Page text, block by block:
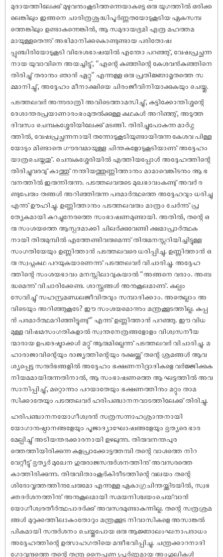
മുദായത്തിലേക്കു് മുഴുവനുംകൂടിത്തന്നെയാകട്ടെ ഒരു യുഗത്തിൽ ഒരിക്ക
ലെങ്കിലും ഇങ്ങനെ ചാരിത്രശുദ്ധിപൂർണ്ണതയോടുകൂടിയ ഏകസമ്പ
ത്തെങ്കിലും ഉണ്ടാകുന്നെങ്കിൽ, ആ സമുദായഭൂമി എത്ര മഹത്തമ
മായുള്ളതെന്നു് അഭിമാനിക്കകൊണ്ടുണ്ടായ പരിതോഷ
പ്പുഞ്ചിരിയോടുകൂടി വിദേശഭാഷയിൽ എന്തോ പറഞ്ഞു്, വേഷപ്രച്ഛന്ന
നായ യുവാവിനെ അയച്ചിട്ടു്, “എന്റെ കുഞ്ഞിന്റെ കേശവൻകുഞ്ഞിനെ
തിരിച്ചു് തരാനും ഞാൻ ഏറ്റു” എന്നുള്ള ഒരു പ്രതിജ്ഞാമൃതത്തെ സ
മ്മാനിച്ചു്, അദ്ദേഹം മീനാക്ഷിയെ ചിരംജീവിനിയാക്കുകയും ചെയ്തു.
പടത്തലവർ അന്നുരാത്രി അവിടെത്താമസിച്ചു്, കുട്ടിക്കോന്തിശ്ശന്റെ
ദേശാന്തരപ്രയാണാരംഭംമുതൽക്കുള്ള കഥകൾ അറിഞ്ഞു്, അടുത്ത
ദിവസം ചെമ്പകശ്ശേരിയിലേക്കു് മടങ്ങി. തിരിച്ചുപോകുന്ന മാർഗ്ഗ
ത്തിൽ, വേഷപ്രച്ഛന്നനായി തന്നോടുകൂടിയുണ്ടായിരുന്ന കേശവ പിള്ള
യോടും മിണ്ടാതെ ഗൗരവമായുള്ള ചിന്തകളോടുകൂടിയാണു് അദ്ദേഹം
യാത്രചെയ്തതു്. ചെമ്പകശ്ശേരിയിൽ എത്തിയപ്പോൾ അദ്ദേഹത്തിന്റെ
തിരിച്ചുവരവു് കാത്തു് നന്തിയത്തുണ്ണിത്താനും മാമാവെങ്കിടനും ആ ഭ
വനത്തിൽ ഇരുന്നിരുന്നു. പടത്തലവരുടെ മുഖഭാവംകണ്ടു് അവർ ര
ണ്ടുപേരും തങ്ങൾ അറിഞ്ഞിരുന്ന പരമാർത്ഥത്തെ അദ്ദേഹവും ധരിച്ചു
എന്നു് ഊഹിച്ചു. ഉണ്ണിത്താനും പടത്തലവരും മാത്രം ചേർന്നു് പ്ര
ത്യേകമായി കുറച്ചുനേരത്തെ സംഭാഷണമുണ്ടായി. അതിൽ, തന്റെ ഒ
രു സംശയത്തെ ആസ്പദമാക്കി ചിലർക്കുവേണ്ടി ക്ഷമാപ്രാർത്ഥക
നായി തിരുമുമ്പിൽ എത്തേണ്ടിവരുമെന്നു് തിരുമനസ്സറിയിച്ചിട്ടുള്ള
സംഗതിയേയും ഉണ്ണിത്താൻ പടത്തലവരെ ധരിപ്പിച്ചു. ഉണ്ണിത്താൻ ഒ
രു സ്വപ്നകഥ പറയുകയാണെന്നു് പടത്തലവർ വിചാരിച്ചു. അദ്ദേഹ
ത്തിന്റെ സംശയഭാവം മനസ്സിലാവുകയാൽ “അങ്ങനെ വരാം. അബ
ദ്ധമെന്നു് വിചാരിക്കേണ്ട. ശാസ്ത്രങ്ങൾ അനുകൂലമാണു്. കല്പം
സേവിച്ചു് സഹസ്രമണ്ഡലജീവിതവും സമ്പാദിക്കാം. അതെല്ലാം അ
വിടെയും അറിഞ്ഞുകൂടേ? ഈ സംശയമൊന്നും മന്ത്രക്കൂടത്തില്ല. കുപ്പ
ൻ പരമാർത്ഥമറിഞ്ഞിട്ടുണ്ടു്” എന്നു് ഉണ്ണിത്താൻ പറഞ്ഞു. ഈ വിധ
മുള്ള വിഷമസംഗതികളാൽ സ്വന്തനേത്രങ്ങളോളം വിശ്വസനീയ
ന്മാരായ ഉപദേഷ്ടാക്കൾ മറ്റു് ആരുമില്ലെന്നു് പടത്തലവർ വിചാരിച്ചു. മ
ഹാരാജാവിന്റെയും രാജ്യത്തിന്റെയും രക്ഷയ്ക്കു് തന്റെ ശ്രമങ്ങൾ ആവ
ശ്യപ്പെട്ട സന്ദർഭങ്ങളിൽ അദ്ദേഹം ഭക്ഷണനിദ്രാദികളെ വർജ്ജിക്കുക
നിയമമായിരുന്നതിനാൽ, ആ സംഭാഷണത്തെ ആ ഘട്ടത്തിൽ അവ
സാനിപ്പിച്ചു്, മറ്റൊന്നും പറയാതേയും ഭക്ഷണത്തിനും മറ്റും താമ
സിക്കാതേയും പടത്തലവർ ഹരിപഞ്ചാനനവാടത്തിലേക്കു് തിരിച്ചു.
ഹരിപഞ്ചാനനയോഗീശ്വരൻ സത്രസന്നാഹശ്രാന്തനായി
യോഗാനുഷ്ഠാനങ്ങളേയും പൂജാദ്യാഘോഷങ്ങളേയും ഭൃത്യരെ ഭാര
മേല്പിച്ചു് അടിയന്തരക്കാരനായി ഉഴലുന്നു. തിരുവനന്തപുര
ത്തെത്തിയിരിക്കുന്ന കളപ്രാക്കോട്ടത്തമ്പി തന്റെ വാഗ്ദത്തെ നിറ
വേറ്റീട്ടു് ഭൃത്യർ മുഖേന ഗുരുരാജസന്ദർശനത്തിനു് അവസരത്തെ
കാത്തിരിക്കുന്നു. തിരുവിതാംകൂർകിരീടത്തിന്റെ വലയം തന്റെ
ശിരോവൃത്തത്തിനുചേരുമോ എന്നുള്ള ഏകാഗ്രചിന്തയ്ക്കിടയിൽ, സ്വഭ
ക്തദർശനത്തിനു് അനുകൂലമായി സമയനിശ്ചയംചെയ്‌‌വാൻ
യോഗീശ്വരതീർത്ഥപാദർക്കു് അവസരമുണ്ടാകുന്നില്ല. തന്റെ സത്രശ്രമ
ങ്ങൾ മുറുക്കത്തിലാകുംതോറും മന്ത്രക്കൂട നിവാസികളെ അസാങ്കൽ
പികമായി സന്ദർശനം ചെയ്തുപോയ ഒരു ആജ്ഞാലംഘനാപരാധം
അദ്ദേഹത്തിന്റെ ഉത്സാഹഗതിയെ മന്ദീഭവിപ്പിച്ചു. ചന്ത്രക്കാറനാദി
ഗോവൃന്ദത്തെ തന്റെ തന്ത്ര നൈപുണ്യപൂർണ്ണമായ അംഗുലികൾ